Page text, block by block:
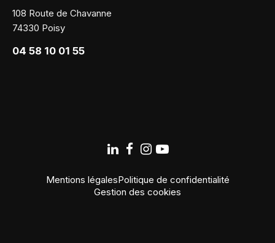
108 Route de Chavanne
74330 Poisy
04 58 10 01 55
Mentions légalesPolitique de confidentialité
Gestion des cookies